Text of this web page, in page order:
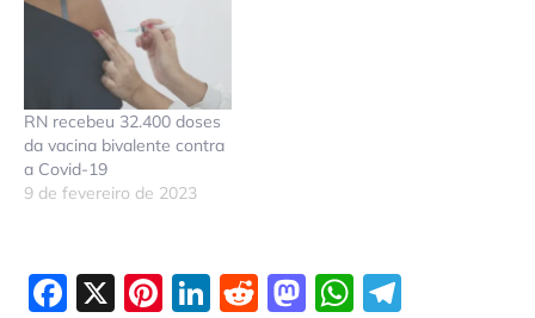
RN recebeu 32.400 doses
da vacina bivalente contra
a Covid-19
9 de fevereiro de 2023
Facebook
X Pinterest
LinkedIn
Reddit
Mastodon